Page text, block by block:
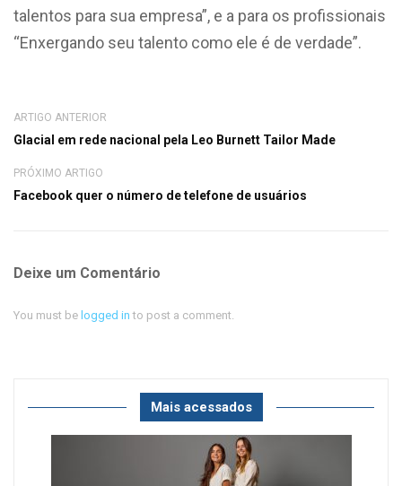
talentos para sua empresa”, e a para os profissionais
“Enxergando seu talento como ele é de verdade”.
ARTIGO ANTERIOR
Glacial em rede nacional pela Leo Burnett Tailor Made
PRÓXIMO ARTIGO
Facebook quer o número de telefone de usuários
Deixe um Comentário
You must be logged in to post a comment.
Mais acessados